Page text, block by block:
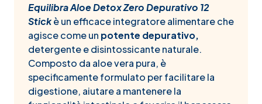
Equilibra Aloe Detox Zero Depurativo 12
Stickè un efficace integratore alimentare che
agisce come un potente depurativo,
detergente e disintossicante naturale.
Composto da aloe vera pura, è
specificamente formulato per facilitare la
digestione, aiutare a mantenere la